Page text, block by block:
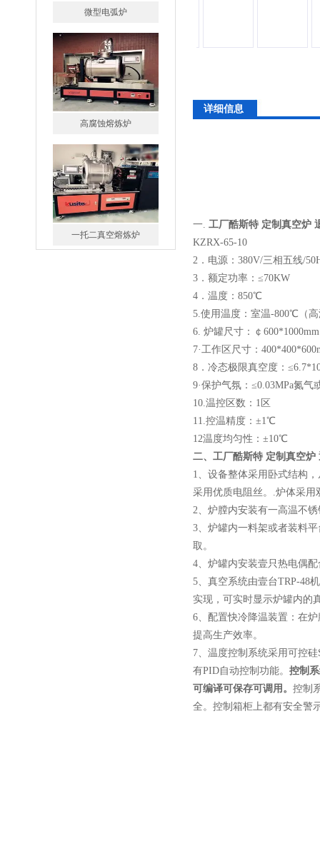
微型电弧炉
高腐蚀熔炼炉
一托二真空熔炼炉
详细信息
一. 工厂酷斯特 定制真空炉
KZRX-65-10
2．电源：380V/三相五线/
3．额定功率：≤70KW
4．温度：850℃
5.使用温度：室温-800℃（
6. 炉罐尺寸：￠600*1000mm
7·工作区尺寸：
8．冷态极限真空度：
9·保护气氛：≤0.03MPa氮气
10.温控区数：1区
11.控温精度：±1℃
12温度均匀性：±10℃
二、 工厂酷斯特 定制真空炉
1、设备整体采用卧式结构
采用优质电阻丝。.炉体采
2、炉膛内安装有一高温不
3、炉罐内一料架或者装料
取。
4、炉罐内安装壹只热电偶
5、真空系统由壹台TRP-48
实现，可实时显示炉罐内的
6、配置快冷降温装置：在
提高生产效率。
7、温度控制系统采用可控
有PID自动控制功能。 控制
可编译可保存可调用。 控制
全。控制箱柜上都有安全警